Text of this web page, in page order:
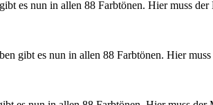
es nun in allen 88 Farbtönen. Hier muss
gibt es nun in allen 88 Farbtönen. Hier